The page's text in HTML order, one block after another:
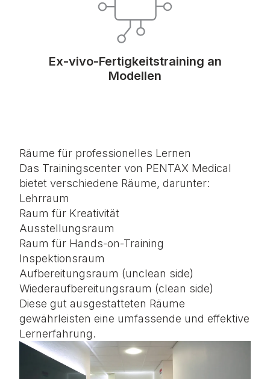
Ex-vivo-Fertigkeitstraining an
Modellen
Räume für professionelles Lernen
Das Trainingscenter von PENTAX Medical
bietet verschiedene Räume, darunter:
Lehrraum
Raum für Kreativität
Ausstellungsraum
Raum für Hands-on-Training
Inspektionsraum
Aufbereitungsraum (unclean side)
Wiederaufbereitungsraum (clean side)
Diese gut ausgestatteten Räume
gewährleisten eine umfassende und effektive
Lernerfahrung.